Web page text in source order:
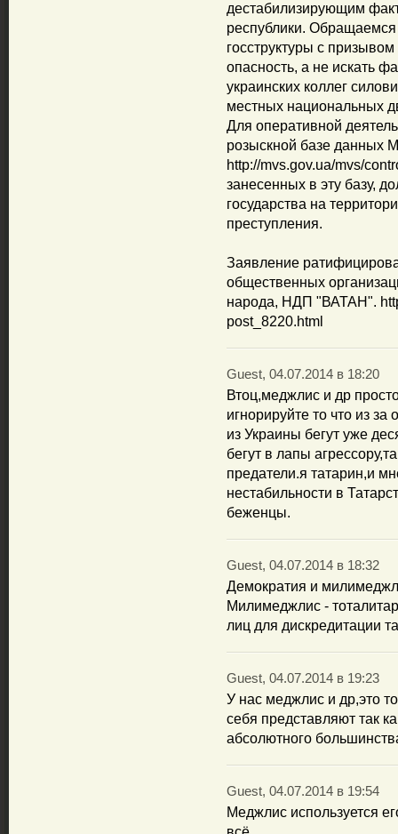
дестабилизирующим
республики. Обращаемся
госструктуры с
опасность, а не искать
украинских коллег
местных национальных
Для оперативной
розыскной базе данных
http://mvs.gov.ua/mvs/
занесенных в эту базу,
государства на
преступления.
Заявление
общественных
народа, НДП "ВАТАН".
post_8220.html
Guest, 04.07.2014 в 18:20
Втоц,меджлис и др
игнорируйте то что из
из Украины бегут уже
бегут в лапы
предатели.я татарин,и
нестабильности в
беженцы.
Guest, 04.07.2014 в 18:32
Демократия и
Милимеджлис -
лиц для дискредитации
Guest, 04.07.2014 в 19:23
У нас меджлис и др,это
себя представляют так
абсолютного
Guest, 04.07.2014 в 19:54
Меджлис используется